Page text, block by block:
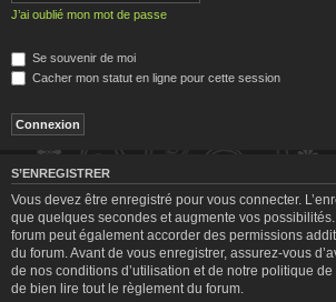
J’ai oublié mon mot de passe
Se souvenir de moi
Cacher mon statut en ligne pour cette session
S’ENREGISTRER
Vous devez être enregistré pour vous connecter.
que quelques secondes et augmente vos possibilités.
forum peut également accorder des permissions
du forum. Avant de vous enregistrer, assurez-vous
de nos conditions d’utilisation et de notre politique
de bien lire tout le règlement du forum.